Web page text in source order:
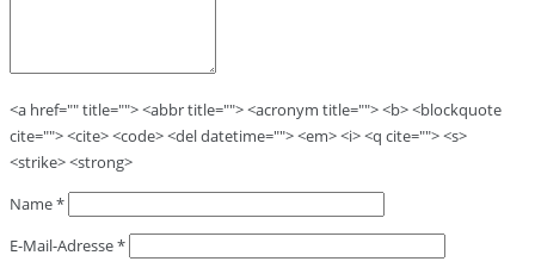
<a href="" title=""> <abbr title=""> <acronym title=""> <b> <blockquote
cite=""> <cite> <code> <del datetime=""> <em> <i> <q cite=""> <s>
<strike> <strong>
Name*
E-Mail-Adresse*